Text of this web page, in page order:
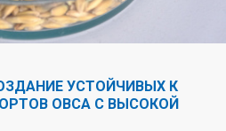
УСТОЙЧИВЫХ К
ОВСА С ВЫСОКОЙ